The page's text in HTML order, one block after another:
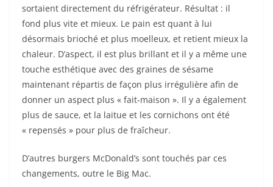
sortaient directement du réfrigérateur. Résultat : il
fond plus vite et mieux. Le pain est quant à lui
désormais brioché et plus moelleux, et retient mieux la
chaleur. D’aspect, il est plus brillant et il y a même une
touche esthétique avec des graines de sésame
maintenant répartis de façon plus irrégulière afin de
donner un aspect plus « fait-maison ». Il y a également
plus de sauce, et la laitue et les cornichons ont été
« repensés » pour plus de fraîcheur.
D’autres burgers McDonald’s sont touchés par ces
changements, outre le Big Mac.